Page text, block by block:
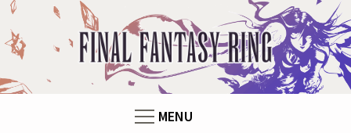
F
n
MENU